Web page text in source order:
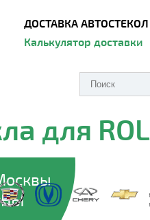
ДОСТАВКА АВТОСТЕКОЛ
Калькулятор доставки
для